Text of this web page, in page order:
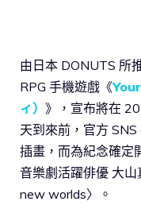
由日本 DONUTS 所
RPG 手機遊戲《
ィ） 》，宣布將在
天到來前，官方
插畫，而為紀念確定
音樂劇活躍俳優 大
new worlds〉。